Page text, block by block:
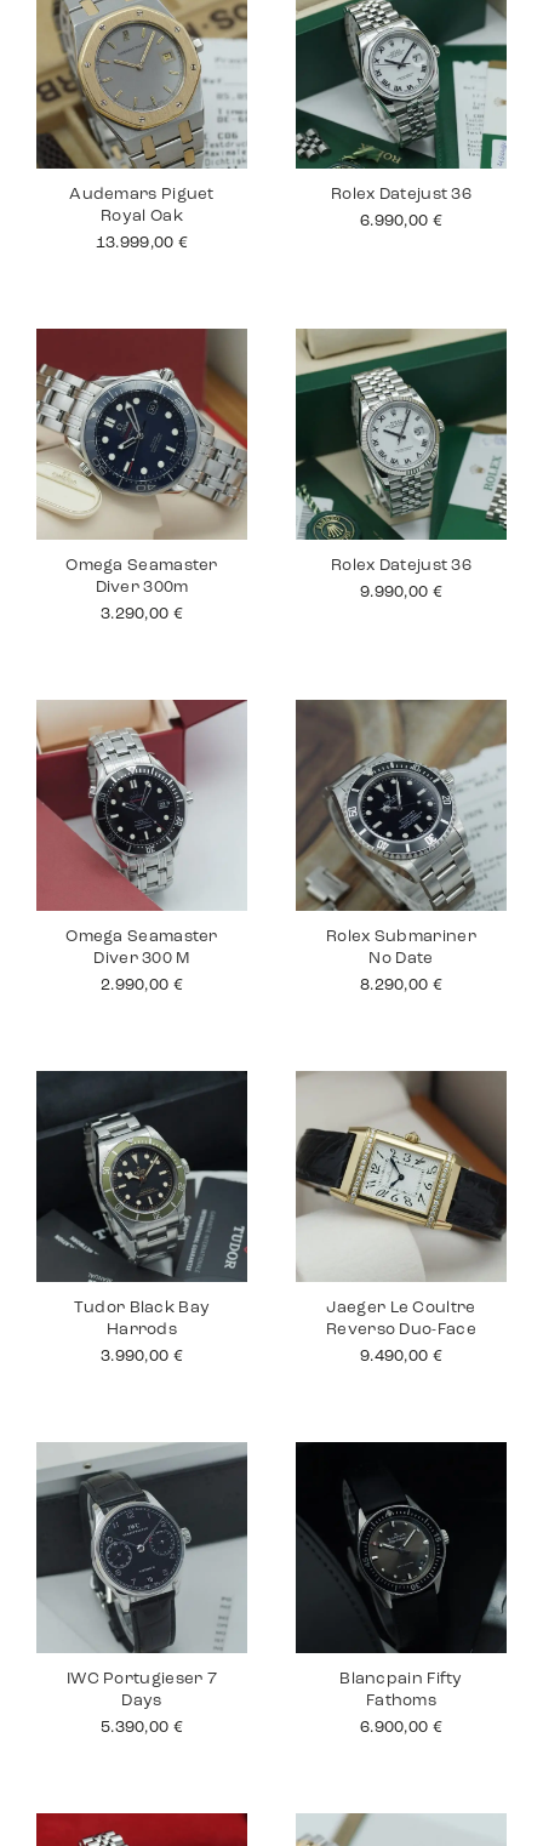
Audemars Piguet
Royal Oak
13.999,00 €
Rolex Datejust 36
6.990,00 €
Omega Seamaster
Diver 300m
3.290,00 €
Rolex Datejust 36
9.990,00 €
Omega Seamaster
Diver 300 M
2.990,00 €
Rolex Submariner
No Date
8.290,00 €
Tudor Black Bay
Harrods
3.990,00 €
Jaeger Le Coultre
Reverso Duo-Face
9.490,00 €
IWC Portugieser 7
Days
5.390,00 €
Blancpain Fifty
Fathoms
6.900,00 €